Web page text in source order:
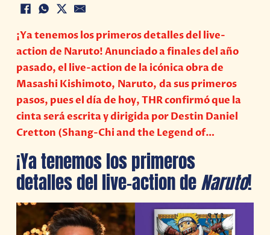
¡Ya tenemos los primeros detalles del live-
action de Naruto! Anunciado a finales del año
pasado, el live-action de la icónica obra de
Masashi Kishimoto, Naruto, da sus primeros
pasos, pues el día de hoy, THR confirmó que la
cinta será escrita y dirigida por Destin Daniel
Cretton (Shang-Chi and the Legend of…
¡Ya tenemos los primeros
detalles del live-action deNaruto!